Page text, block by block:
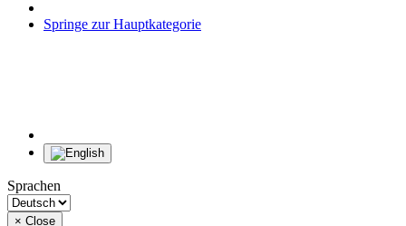
Springe zur Hauptkategorie
Sprachen
× Close